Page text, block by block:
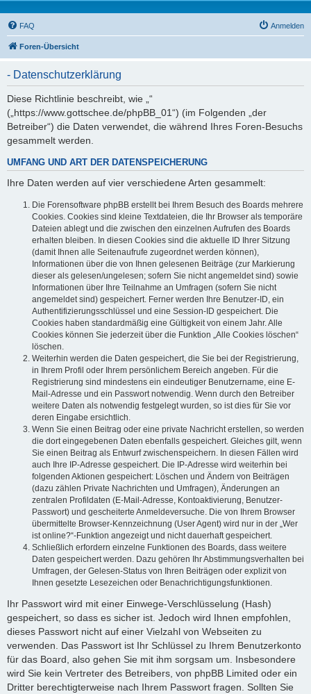
FAQ Anmelden
Foren-Übersicht
- Datenschutzerklärung
Diese Richtlinie beschreibt, wie „“
(„https://www.gottschee.de/phpBB_01“) (im Folgenden „der
Betreiber“) die Daten verwendet, die während Ihres Foren-Besuchs
gesammelt werden.
UMFANG UND ART DER DATENSPEICHERUNG
Ihre Daten werden auf vier verschiedene Arten gesammelt:
Die Forensoftware phpBB erstellt bei Ihrem Besuch des Boards mehrere
Cookies. Cookies sind kleine Textdateien, die Ihr Browser als temporäre
Dateien ablegt und die zwischen den einzelnen Aufrufen des Boards
erhalten bleiben. In diesen Cookies sind die aktuelle ID Ihrer Sitzung
(damit Ihnen alle Seitenaufrufe zugeordnet werden können),
Informationen über die von Ihnen gelesenen Beiträge (zur Markierung
dieser als gelesen/ungelesen; sofern Sie nicht angemeldet sind) sowie
Informationen über Ihre Teilnahme an Umfragen (sofern Sie nicht
angemeldet sind) gespeichert. Ferner werden Ihre Benutzer-ID, ein
Authentifizierungsschlüssel und eine Session-ID gespeichert. Die
Cookies haben standardmäßig eine Gültigkeit von einem Jahr. Alle
Cookies können Sie jederzeit über die Funktion „Alle Cookies löschen“
löschen.
Weiterhin werden die Daten gespeichert, die Sie bei der Registrierung,
in Ihrem Profil oder Ihrem persönlichem Bereich angeben. Für die
Registrierung sind mindestens ein eindeutiger Benutzername, eine E-
Mail-Adresse und ein Passwort notwendig. Wenn durch den Betreiber
weitere Daten als notwendig festgelegt wurden, so ist dies für Sie vor
deren Eingabe ersichtlich.
Wenn Sie einen Beitrag oder eine private Nachricht erstellen, so werden
die dort eingegebenen Daten ebenfalls gespeichert. Gleiches gilt, wenn
Sie einen Beitrag als Entwurf zwischenspeichern. In diesen Fällen wird
auch Ihre IP-Adresse gespeichert. Die IP-Adresse wird weiterhin bei
folgenden Aktionen gespeichert: Löschen und Ändern von Beiträgen
(dazu zählen Private Nachrichten und Umfragen), Änderungen an
zentralen Profildaten (E-Mail-Adresse, Kontoaktivierung, Benutzer-
Passwort) und gescheiterte Anmeldeversuche. Die von Ihrem Browser
übermittelte Browser-Kennzeichnung (User Agent) wird nur in der „Wer
ist online?“-Funktion angezeigt und nicht dauerhaft gespeichert.
Schließlich erfordern einzelne Funktionen des Boards, dass weitere
Daten gespeichert werden. Dazu gehören Ihr Abstimmungsverhalten bei
Umfragen, der Gelesen-Status von Ihren Beiträgen oder explizit von
Ihnen gesetzte Lesezeichen oder Benachrichtigungsfunktionen.
Ihr Passwort wird mit einer Einwege-Verschlüsselung (Hash)
gespeichert, so dass es sicher ist. Jedoch wird Ihnen empfohlen,
dieses Passwort nicht auf einer Vielzahl von Webseiten zu
verwenden. Das Passwort ist Ihr Schlüssel zu Ihrem Benutzerkonto
für das Board, also gehen Sie mit ihm sorgsam um. Insbesondere
wird Sie kein Vertreter des Betreibers, von phpBB Limited oder ein
Dritter berechtigterweise nach Ihrem Passwort fragen. Sollten Sie